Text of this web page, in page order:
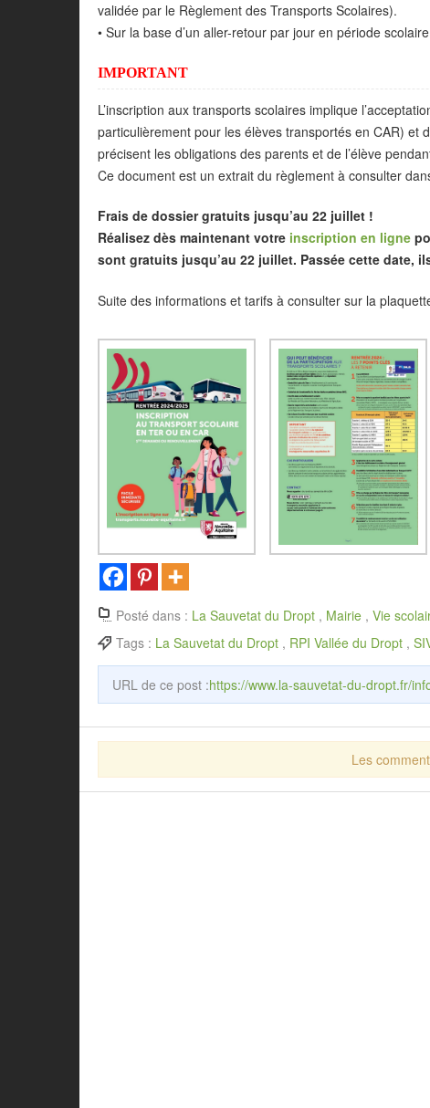
validée par le Règlement des Transports Scolaires).
• Sur la base d’un aller-retour par jour en période
IMPORTANT
L’inscription aux transports scolaires implique
particulièrement pour les élèves transportés en CAR) et
précisent les obligations des parents et de l’élève
Ce document est un extrait du règlement à consulter
Frais de dossier gratuits jusqu’au 22 juillet !
Réalisez dès maintenant votre inscription en ligne
sont gratuits jusqu’au 22 juillet. Passée cette date,
Suite des informations et tarifs à consulter sur la
Posté dans : La Sauvetat du Dropt , Mairie , Vie
Tags : La Sauvetat du Dropt , RPI Vallée du Dropt ,
URL de ce post :https://www.la-sauvetat-du-dropt.fr/
Les